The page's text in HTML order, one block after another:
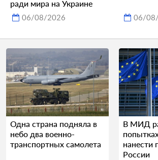
ради мира на Украине
06/08/2026 06/
Одна страна подняла в
небо два военно-
транспортных самолета
В МИД
нанести
России